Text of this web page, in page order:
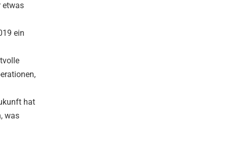
etwas
ein
hat
was